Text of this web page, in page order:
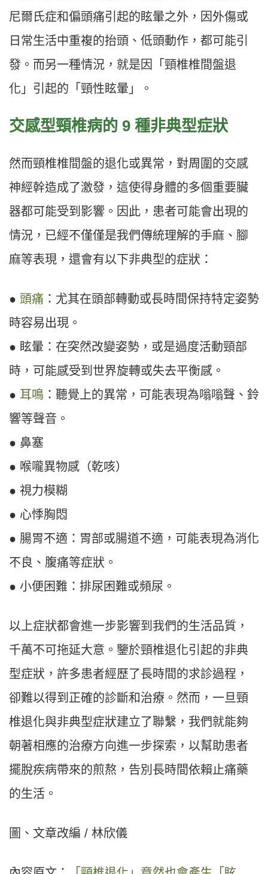
尼爾氏症和偏頭痛引起的眩暈之外，因外傷或
日常生活中重複的抬頭、低頭動作，都可能引
發。而另一種情況，就是因「頸椎椎間盤退
化」引起的「頸性眩暈」。
交感型頸椎病的 9 種非典型症狀
然而頸椎椎間盤的退化或異常，對周圍的交感
神經幹造成了激發，這使得身體的多個重要臟
器都可能受到影響。因此，患者可能會出現的
情況，已經不僅僅是我們傳統理解的手麻、腳
麻等表現，還會有以下非典型的症狀：
● 頭痛 ：尤其在頭部轉動或長時間保持特定姿勢
時容易出現。
● 眩暈：在突然改變姿勢，或是過度活動頸部
時，可能感受到世界旋轉或失去平衡感。
● 耳鳴 ：聽覺上的異常，可能表現為嗡嗡聲、鈴
響等聲音。
● 鼻塞
● 喉嚨異物感（乾咳）
● 視力模糊
● 心悸胸悶
● 腸胃不適：胃部或腸道不適，可能表現為消化
不良、腹痛等症狀。
● 小便困難：排尿困難或頻尿。
以上症狀都會進一步影響到我們的生活品質，
千萬不可拖延大意。鑒於頸椎退化引起的非典
型症狀，許多患者經歷了長時間的求診過程，
卻難以得到正確的診斷和治療。然而，一旦頸
椎退化與非典型症狀建立了聯繫，我們就能夠
朝著相應的治療方向進一步探索，以幫助患者
擺脫疾病帶來的煎熬，告別長時間依賴止痛藥
的生活。
圖、文章改編 / 林欣儀